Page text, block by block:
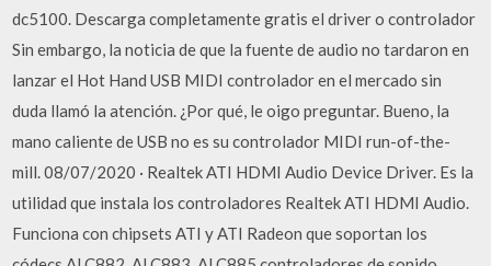
dc5100. Descarga completamente gratis el driver o controlador
Sin embargo, la noticia de que la fuente de audio no tardaron en
lanzar el Hot Hand USB MIDI controlador en el mercado sin
duda llamó la atención. ¿Por qué, le oigo preguntar. Bueno, la
mano caliente de USB no es su controlador MIDI run-of-the-
mill. 08/07/2020 · Realtek ATI HDMI Audio Device Driver. Es la
utilidad que instala los controladores Realtek ATI HDMI Audio.
Funciona con chipsets ATI y ATI Radeon que soportan los